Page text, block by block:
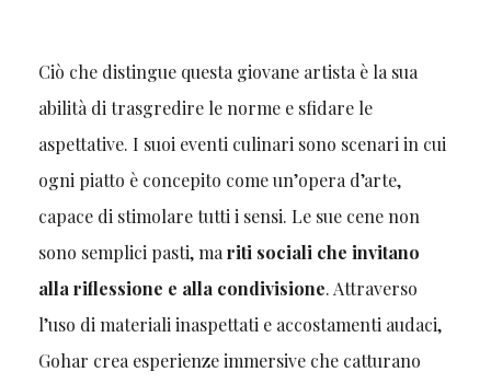
Ciò che distingue questa giovane artista è la sua
abilità di trasgredire le norme e sfidare le
aspettative. I suoi eventi culinari sono scenari in cui
ogni piatto è concepito come un’opera d’arte,
capace di stimolare tutti i sensi. Le sue cene non
sono semplici pasti, mariti sociali che invitano
alla riflessione e alla condivisione. Attraverso
l’uso di materiali inaspettati e accostamenti audaci,
Gohar crea esperienze immersive che catturano